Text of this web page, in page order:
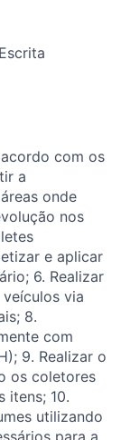
com os
a
onde
nos
e aplicar
6. Realizar
via
8.
com
9. Realizar o
os coletores
itens; 10.
utilizando
para a